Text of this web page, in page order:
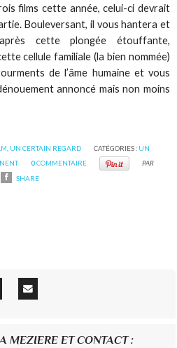
films cette année, celui-ci devrait
Bouleversant, il vous hantera et
cette plongée étouffante,
cellule familiale (la bien nommée)
de l’âme humaine et vous
annoncé mais non moins
UN CERTAIN REGARD CATÉGORIES : UN
0COMMENTAIRE
PAR
SHARE
MEZIERE ET CONTACT :